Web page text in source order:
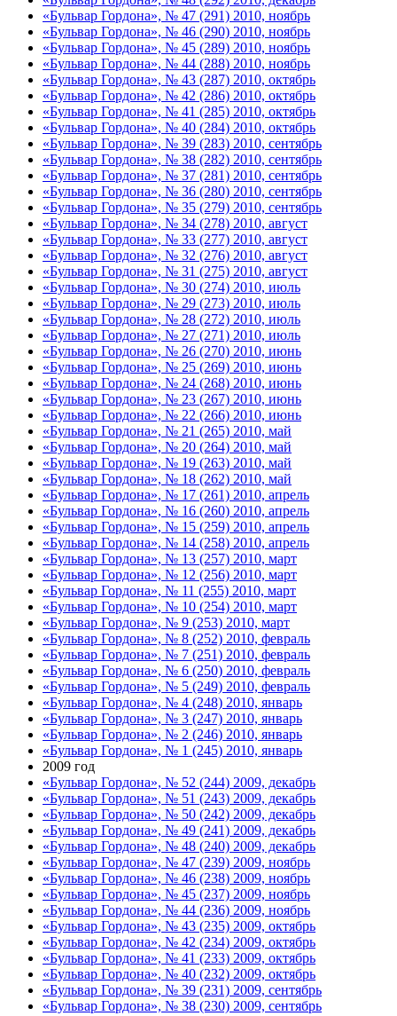
«Бульвар Гордона», № 47 (291) 2010, ноябрь
«Бульвар Гордона», № 46 (290) 2010, ноябрь
«Бульвар Гордона», № 45 (289) 2010, ноябрь
«Бульвар Гордона», № 44 (288) 2010, ноябрь
«Бульвар Гордона», № 43 (287) 2010, октябрь
«Бульвар Гордона», № 42 (286) 2010, октябрь
«Бульвар Гордона», № 41 (285) 2010, октябрь
«Бульвар Гордона», № 40 (284) 2010, октябрь
«Бульвар Гордона», № 39 (283) 2010, сентябрь
«Бульвар Гордона», № 38 (282) 2010, сентябрь
«Бульвар Гордона», № 37 (281) 2010, сентябрь
«Бульвар Гордона», № 36 (280) 2010, сентябрь
«Бульвар Гордона», № 35 (279) 2010, сентябрь
«Бульвар Гордона», № 34 (278) 2010, август
«Бульвар Гордона», № 33 (277) 2010, август
«Бульвар Гордона», № 32 (276) 2010, август
«Бульвар Гордона», № 31 (275) 2010, август
«Бульвар Гордона», № 30 (274) 2010, июль
«Бульвар Гордона», № 29 (273) 2010, июль
«Бульвар Гордона», № 28 (272) 2010, июль
«Бульвар Гордона», № 27 (271) 2010, июль
«Бульвар Гордона», № 26 (270) 2010, июнь
«Бульвар Гордона», № 25 (269) 2010, июнь
«Бульвар Гордона», № 24 (268) 2010, июнь
«Бульвар Гордона», № 23 (267) 2010, июнь
«Бульвар Гордона», № 22 (266) 2010, июнь
«Бульвар Гордона», № 21 (265) 2010, май
«Бульвар Гордона», № 20 (264) 2010, май
«Бульвар Гордона», № 19 (263) 2010, май
«Бульвар Гордона», № 18 (262) 2010, май
«Бульвар Гордона», № 17 (261) 2010, апрель
«Бульвар Гордона», № 16 (260) 2010, апрель
«Бульвар Гордона», № 15 (259) 2010, апрель
«Бульвар Гордона», № 14 (258) 2010, апрель
«Бульвар Гордона», № 13 (257) 2010, март
«Бульвар Гордона», № 12 (256) 2010, март
«Бульвар Гордона», № 11 (255) 2010, март
«Бульвар Гордона», № 10 (254) 2010, март
«Бульвар Гордона», № 9 (253) 2010, март
«Бульвар Гордона», № 8 (252) 2010, февраль
«Бульвар Гордона», № 7 (251) 2010, февраль
«Бульвар Гордона», № 6 (250) 2010, февраль
«Бульвар Гордона», № 5 (249) 2010, февраль
«Бульвар Гордона», № 4 (248) 2010, январь
«Бульвар Гордона», № 3 (247) 2010, январь
«Бульвар Гордона», № 2 (246) 2010, январь
«Бульвар Гордона», № 1 (245) 2010, январь
2009 год
«Бульвар Гордона», № 52 (244) 2009, декабрь
«Бульвар Гордона», № 51 (243) 2009, декабрь
«Бульвар Гордона», № 50 (242) 2009, декабрь
«Бульвар Гордона», № 49 (241) 2009, декабрь
«Бульвар Гордона», № 48 (240) 2009, декабрь
«Бульвар Гордона», № 47 (239) 2009, ноябрь
«Бульвар Гордона», № 46 (238) 2009, ноябрь
«Бульвар Гордона», № 45 (237) 2009, ноябрь
«Бульвар Гордона», № 44 (236) 2009, ноябрь
«Бульвар Гордона», № 43 (235) 2009, октябрь
«Бульвар Гордона», № 42 (234) 2009, октябрь
«Бульвар Гордона», № 41 (233) 2009, октябрь
«Бульвар Гордона», № 40 (232) 2009, октябрь
«Бульвар Гордона», № 39 (231) 2009, сентябрь
«Бульвар Гордона», № 38 (230) 2009, сентябрь